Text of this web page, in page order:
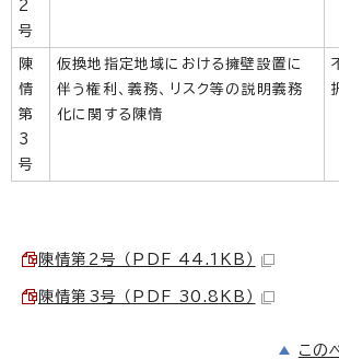
2
号
陳
情
第
3
号
仮換地指定地域における擁壁設置に
伴う権利、義務、リスク等の説明義務
化に関する陳情
陳情第2号 （PDF 44.1KB）
陳情第3号 （PDF 30.8KB）
この